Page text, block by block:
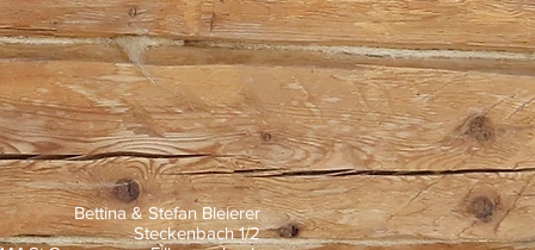
Bettina & Stefan Bleierer
Steckenbach 1/2